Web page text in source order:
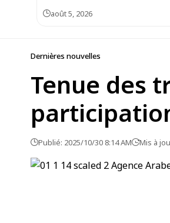
août 5, 2026
Dernières nouvelles
Tenue des
Publié: 2025/10/30 8:14 AM Mis à